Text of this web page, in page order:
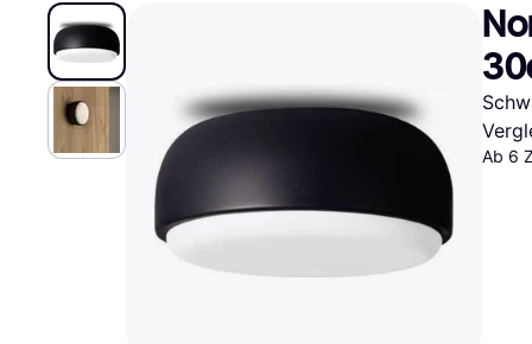
Bezahle in bis zu 30
Tagen
Ratenzahlung
eBay
Temu
SHEIN
Alle Shops
Ab 6